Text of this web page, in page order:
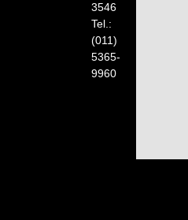
3546
Tel.:
(011)
5365-
9960